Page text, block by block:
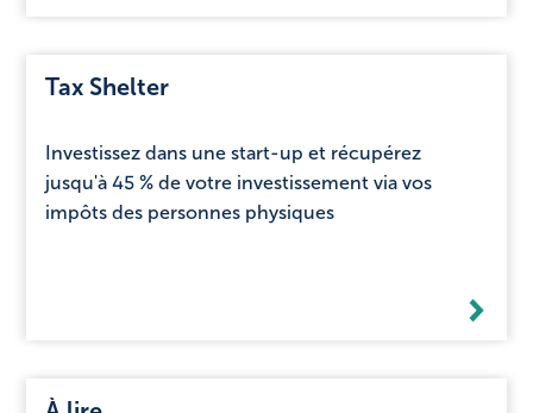
Tax Shelter
Investissez dans une start-up et récupérez
jusqu'à 45 % de votre investissement via vos
impôts des personnes physiques